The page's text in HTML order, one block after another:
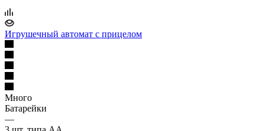
Игрушечный автомат с прицелом
Много
Батарейки
—